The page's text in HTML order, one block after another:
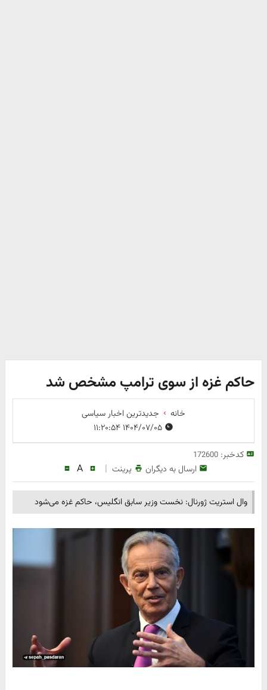
حاکم غزه از سوی ترامپ مشخص شد
خانه
جدیدترین اخبار سیاسی
کدخبر:172600
ارسال به دیگران پرینت |
A
وال استریت ژورنال: نخست وزیر سابق انگلیس، حاکم غزه می‌شود